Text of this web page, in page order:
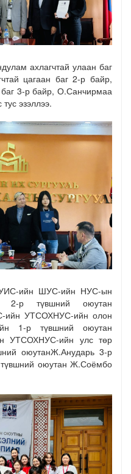
ахлагчтай улаан баг
цагаан баг 2-р байр,
3-р байр, О.Санчирмаа
эзэллээ.
ийн ШУС-ийн НУС-ын
2-р түвшний оюутан
ийн УТСОХНУС-ийн олон
1-р түвшний оюутан
УТСОХНУС-ийн улс төр
оюутанЖ.Анударь 3-р
оюутан Ж.Соёмбо